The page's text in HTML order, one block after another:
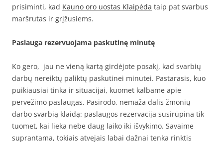
prisiminti, kad Kauno oro uostas Klaipėda taip pat svarbus
maršrutas ir grįžusiems.
Paslauga rezervuojama paskutinę minutę
Ko gero, jau ne vieną kartą girdėjote posakį, kad svarbių
darbų nereiktų paliktų paskutinei minutei. Pastarasis, kuo
puikiausiai tinka ir situacijai, kuomet kalbame apie
pervežimo paslaugas. Pasirodo, nemaža dalis žmonių
darbo svarbią klaidą: paslaugos rezervacija susirūpina tik
tuomet, kai lieka nebe daug laiko iki išvykimo. Savaime
suprantama, tokiais atvejais labai dažnai tenka rinktis